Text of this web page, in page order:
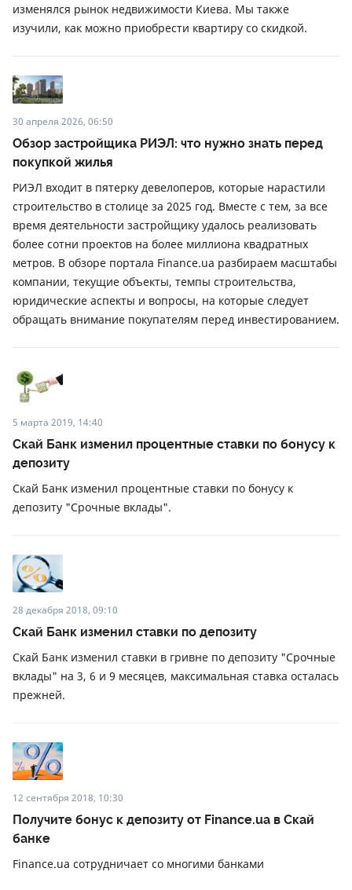
изменялся рынок недвижимости Киева. Мы также
изучили, как можно приобрести квартиру со скидкой.
30 апреля 2026, 06:50
Обзор застройщика РИЭЛ: что нужно знать перед
покупкой жилья
РИЭЛ входит в пятерку девелоперов, которые нарастили
строительство в столице за 2025 год. Вместе с тем, за все
время деятельности застройщику удалось реализовать
более сотни проектов на более миллиона квадратных
метров. В обзоре портала Finance.ua разбираем масштабы
компании, текущие объекты, темпы строительства,
юридические аспекты и вопросы, на которые следует
обращать внимание покупателям перед инвестированием.
5 марта 2019, 14:40
Скай Банк изменил процентные ставки по бонусу к
депозиту
Скай Банк изменил процентные ставки по бонусу к
депозиту "Срочные вклады".
28 декабря 2018, 09:10
Скай Банк изменил ставки по депозиту
Скай Банк изменил ставки в гривне по депозиту "Срочные
вклады" на 3, 6 и 9 месяцев, максимальная ставка осталась
прежней.
12 сентября 2018, 10:30
Получите бонус к депозиту от Finance.ua в Скай
банке
Finance.ua сотрудничает со многими банками